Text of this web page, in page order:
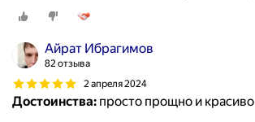
держатель для бумажных салфеток
Айрат Ибрагимов
82 отзыва
2 апреля 2024
Достоинства: просто прощно и красиво